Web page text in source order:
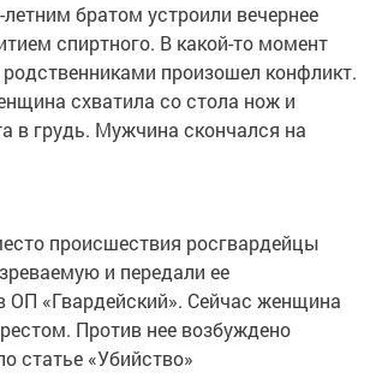
братом устроили вечернее
спиртного. В какой-то момент
произошел конфликт.
схватила со стола нож и
в грудь. Мужчина скончался на
происшествия росгвардейцы
и передали ее
ОП «Гвардейский». Сейчас женщина
Против нее возбуждено
статье «Убийство»